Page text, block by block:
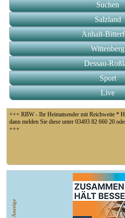
Suchen
Salzland
Anhalt-
Wittenberg
Dessau-
Sport
Live
+++ RBW - Ihr Heimatsender mit Reichweite *
dann melden Sie diese unter 03493 82 660 20
+++
+++ Coswig: Die Elfähre Coswig hat wegen des
Anzeige